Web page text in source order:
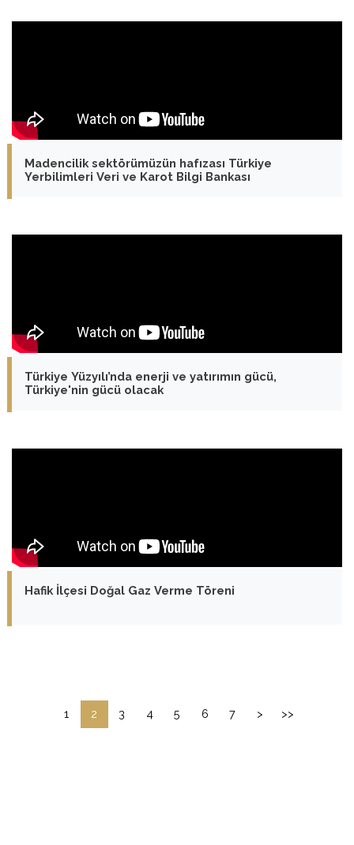
Madencilik sektörümüzün hafızası Türkiye
Yerbilimleri Veri ve Karot Bilgi Bankası
Türkiye Yüzyılı’nda enerji ve yatırımın gücü,
Türkiye'nin gücü olacak
Hafik İlçesi Doğal Gaz Verme Töreni
1 2 3 4 5 6 7 > >>